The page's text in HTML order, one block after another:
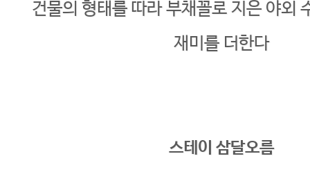
건물의 형태를 따라 부채꼴로 지은 야외
재미를 더한다
스테이 삼달오름